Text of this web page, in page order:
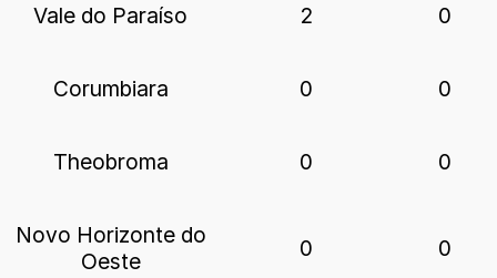
Vale do Paraíso 2 0
Corumbiara 0 0
Theobroma 0 0
Novo Horizonte do
Oeste
0 0